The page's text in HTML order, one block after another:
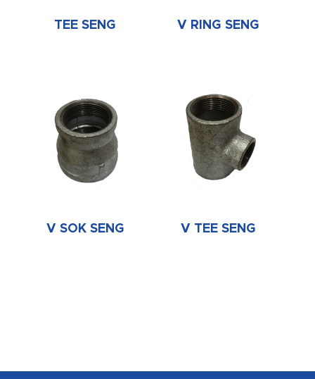
TEE SENG V RING SENG
V SOK SENG V TEE SENG